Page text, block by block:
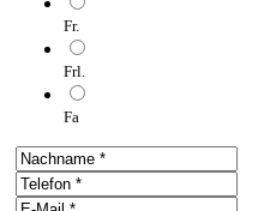
Fr.
Frl.
Fa